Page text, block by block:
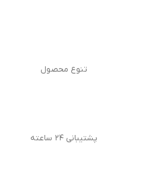
تنوع محصول
پشتیبانی ۲۴ ساعته